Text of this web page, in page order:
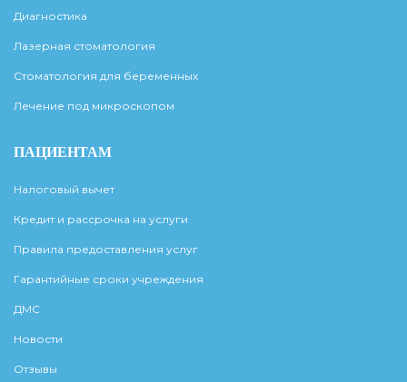
Диагностика
Лазерная стоматология
Стоматология для беременных
Лечение под микроскопом
ПАЦИЕНТАМ
Налоговый вычет
Кредит и рассрочка на услуги
Правила предоставления услуг
Гарантийные сроки учреждения
ДМС
Новости
Отзывы